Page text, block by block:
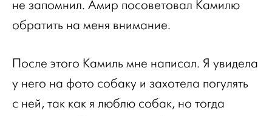
не запомнил. Амир посоветовал Камилю
обратить на меня внимание.
После этого Камиль мне написал. Я увидела
у него на фото собаку и захотела погулять
с ней, так как я люблю собак, но тогда